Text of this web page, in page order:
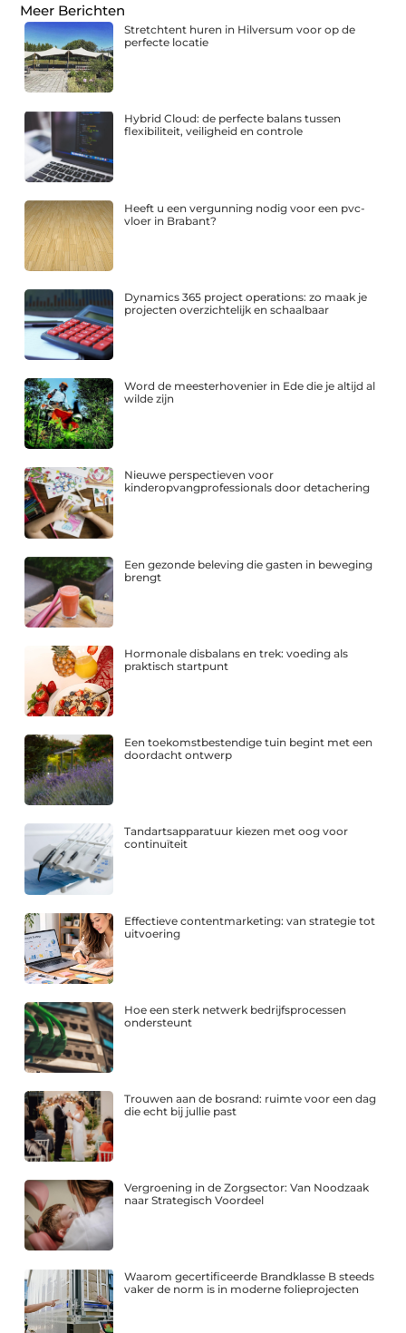
Meer Berichten
Stretchtent huren in Hilversum voor op de
perfecte locatie
Hybrid Cloud: de perfecte balans tussen
flexibiliteit, veiligheid en controle
Heeft u een vergunning nodig voor een pvc-
vloer in Brabant?
Dynamics 365 project operations: zo maak je
projecten overzichtelijk en schaalbaar
Word de meesterhovenier in Ede die je altijd al
wilde zijn
Nieuwe perspectieven voor
kinderopvangprofessionals door detachering
Een gezonde beleving die gasten in beweging
brengt
Hormonale disbalans en trek: voeding als
praktisch startpunt
Een toekomstbestendige tuin begint met een
doordacht ontwerp
Tandartsapparatuur kiezen met oog voor
continuïteit
Effectieve contentmarketing: van strategie tot
uitvoering
Hoe een sterk netwerk bedrijfsprocessen
ondersteunt
Trouwen aan de bosrand: ruimte voor een dag
die echt bij jullie past
Vergroening in de Zorgsector: Van Noodzaak
naar Strategisch Voordeel
Waarom gecertificeerde Brandklasse B steeds
vaker de norm is in moderne folieprojecten